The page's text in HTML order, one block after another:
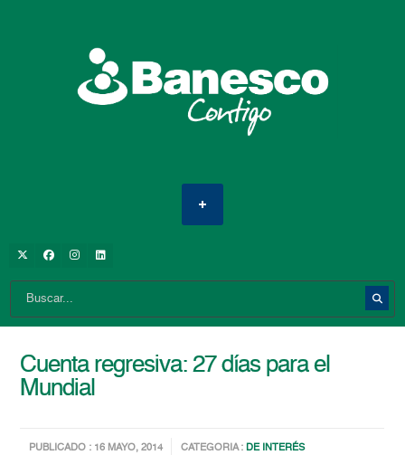
Cuenta regresiva: 27 días para el
Mundial
PUBLICADO : 16 MAYO, 2014 CATEGORIA :DE INTERÉS